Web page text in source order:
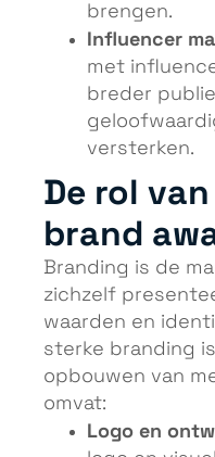
brengen.
Influencer
met
breder
versterken.
De rol
brand
Branding is de
zichzelf
waarden en
sterke branding
opbouwen van
omvat:
Logo en